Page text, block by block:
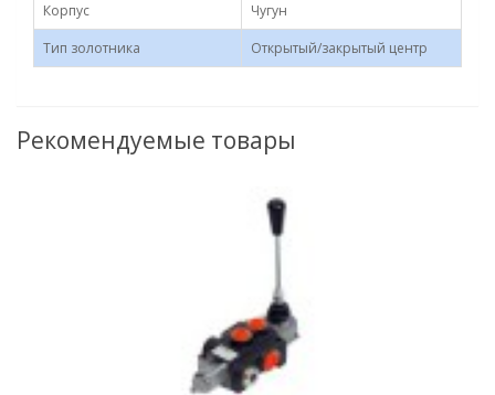
Корпус
Чугун
Тип золотника
Открытый/закрытый центр
Рекомендуемые товары